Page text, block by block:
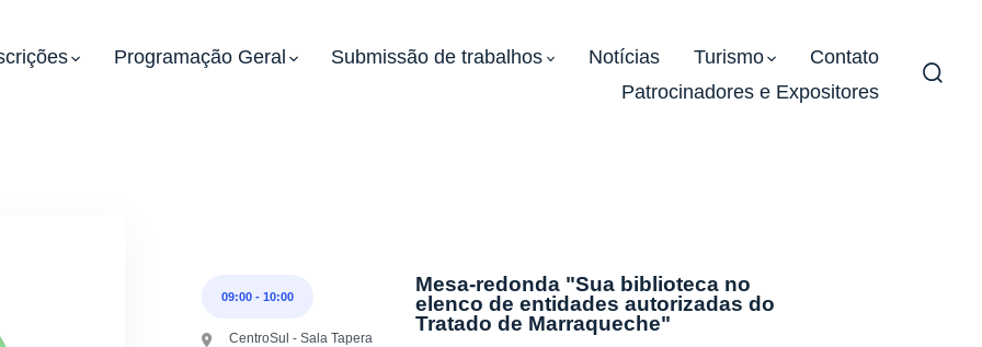
Programação Geral Submissão de trabalhos Notícias Turismo
Contato
Patrocinadores e Expositores
09:00 - 10:00
CentroSul - Sala Tapera
Mesa-redonda "Sua biblioteca no
elenco de entidades autorizadas do
Tratado de Marraqueche"